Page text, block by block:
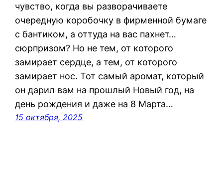
чувство, когда вы разворачиваете
очередную коробочку в фирменной бумаге
с бантиком, а оттуда на вас пахнет…
сюрпризом? Но не тем, от которого
замирает сердце, а тем, от которого
замирает нос. Тот самый аромат, который
он дарил вам на прошлый Новый год, на
день рождения и даже на 8 Марта…
15 октября, 2025